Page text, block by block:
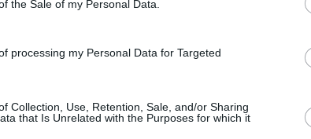
the Sale of my Personal Data.
processing my Personal Data for Targeted
Collection, Use, Retention, Sale, and/or Sharing
that Is Unrelated with the Purposes for which it